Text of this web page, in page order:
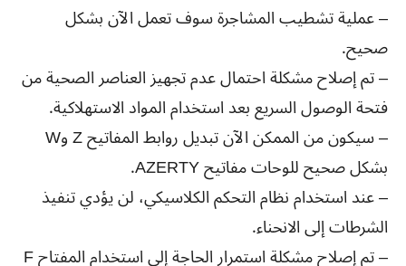
– عملية تشطيب المشاجرة سوف تعمل الآن بشكل
صحيح.
– تم إصلاح مشكلة احتمال عدم تجهيز العناصر الصحية من
فتحة الوصول السريع بعد استخدام المواد الاستهلاكية.
– سيكون من الممكن الآن تبديل روابط المفاتيح Z وW
بشكل صحيح للوحات مفاتيح AZERTY.
– عند استخدام نظام التحكم الكلاسيكي، لن يؤدي تنفيذ
الشرطات إلى الانحناء.
– تم إصلاح مشكلة استمرار الحاجة إلى استخدام المفتاح F